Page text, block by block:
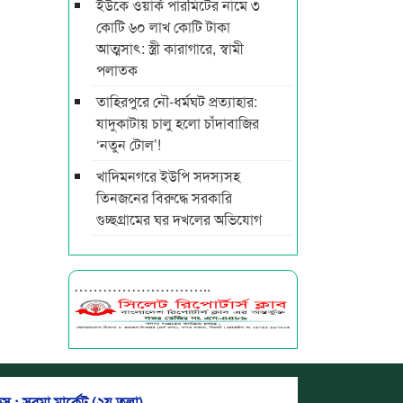
ইউকে ওয়ার্ক পারমিটের নামে ৩
কোটি ৬০ লাখ কোটি টাকা
আত্মসাৎ: স্ত্রী কারাগারে, স্বামী
পলাতক
তাহিরপুরে নৌ-ধর্মঘট প্রত্যাহার:
যাদুকাটায় চালু হলো চাঁদাবাজির
‘নতুন টোল’!
খাদিমনগরে ইউপি সদস্যসহ
তিনজনের বিরুদ্ধে সরকারি
গুচ্ছগ্রামের ঘর দখলের অভিযোগ
………………………..